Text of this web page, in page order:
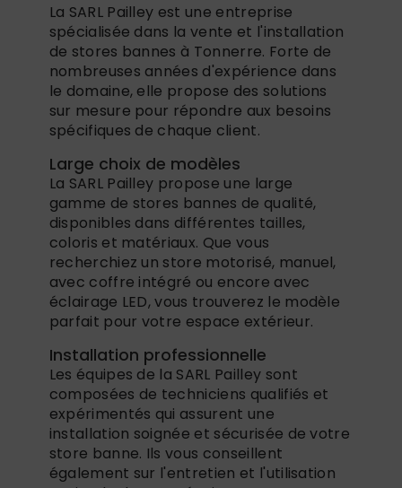
La SARL Pailley est une entreprise
spécialisée dans la vente et l'installation
de stores bannes à Tonnerre. Forte de
nombreuses années d'expérience dans
le domaine, elle propose des solutions
sur mesure pour répondre aux besoins
spécifiques de chaque client.
Large choix de modèles
La SARL Pailley propose une large
gamme de stores bannes de qualité,
disponibles dans différentes tailles,
coloris et matériaux. Que vous
recherchiez un store motorisé, manuel,
avec coffre intégré ou encore avec
éclairage LED, vous trouverez le modèle
parfait pour votre espace extérieur.
Installation professionnelle
Les équipes de la SARL Pailley sont
composées de techniciens qualifiés et
expérimentés qui assurent une
installation soignée et sécurisée de votre
store banne. Ils vous conseillent
également sur l'entretien et l'utilisation